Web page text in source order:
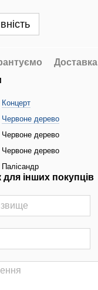
Доставка
Концерт
Червоне дерево
Червоне дерево
Червоне дерево
Палісандр
для інших покупців